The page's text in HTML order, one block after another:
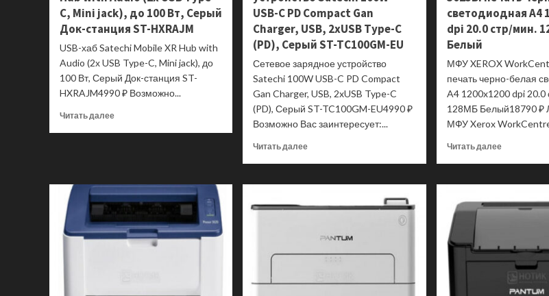
станция
ST-
HXRSDM
C, Mini jack), до 100 Вт, Серый
Док-станция ST-HXRAJM
USB-хаб Satechi Mobile XR Hub with
Audio (2х USB Type-C, Mini jack), до
100 Вт, Серый Док-станция ST-
HXRAJM4990 ₽ Возможно...
Читать далееПрочитать
Mobile
XR
with
Audio
USB-C PD Compact Gan
Charger, USB, 2xUSB Type-C
(PD), Серый ST-TC100GM-EU
Сетевое зарядное устройство
Satechi 100W USB-C PD Compact
Gan Charger, USB, 2xUSB Type-C
(PD), Серый ST-TC100GM-EU4990 ₽
Возможно Вас заинтересует:...
Читать далееПрочитать
Сетевое
устройство
100W
Compact
светодиодная A4
dpi 20.0 стр/мин.
Белый
МФУ XEROX
печать черно-белая
A4 1200x1200 dpi 20.0
128МБ Белый18790 ₽
МФУ Xerox
Читать далееПрочитать
МФУ
WorkCentre
черно-
белая
A4